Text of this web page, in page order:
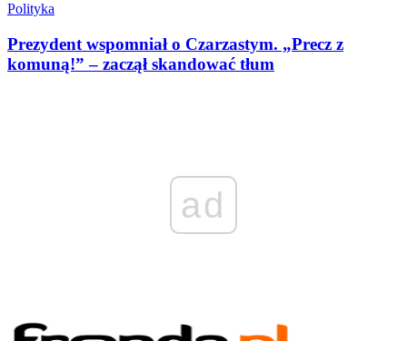
Polityka
Prezydent wspomniał o Czarzastym. „Precz z
komuną!” – zaczął skandować tłum
ad